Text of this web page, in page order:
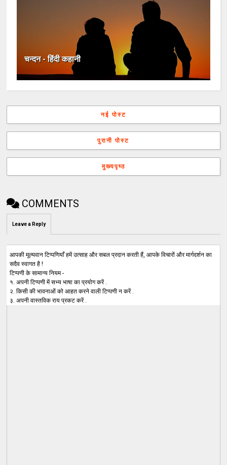
चन्दन - हिंदी कहानी
नई पोस्ट
पुरानी पोस्ट
मुख्यपृष्ठ
COMMENTS
Leave a Reply
आपकी मूल्यवान टिप्पणियाँ हमें उत्साह और सबल प्रदान करती हैं, आपके विचारों और मार्गदर्शन का
सदैव स्वागत है !
टिप्पणी के सामान्य नियम -
१. अपनी टिप्पणी में सभ्य भाषा का प्रयोग करें .
२. किसी की भावनाओं को आहत करने वाली टिप्पणी न करें .
३. अपनी वास्तविक राय प्रकट करें .